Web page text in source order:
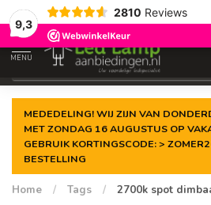
9,3
2810 Reviews
Gegarandeerde delaagste prijs
MENU
MEDEDELING! WIJ ZIJN VAN
MET ZONDAG 16 AUGUSTUS OP
GEBRUIK KORTINGSCODE: >
BESTELLING
Home / Tags / 2700k spot